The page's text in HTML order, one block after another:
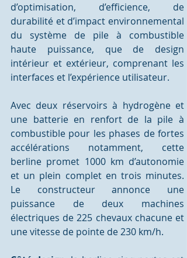
d’optimisation, d’efficience, de
durabilité et d’impact environnemental
du système de pile à combustible
haute puissance, que de design
intérieur et extérieur, comprenant les
interfaces et l’expérience utilisateur.
Avec deux réservoirs à hydrogène et
une batterie en renfort de la pile à
combustible pour les phases de fortes
accélérations notamment, cette
berline promet 1000 km d’autonomie
et un plein complet en trois minutes.
Le constructeur annonce une
puissance de deux machines
électriques de 225 chevaux chacune et
une vitesse de pointe de 230 km/h.